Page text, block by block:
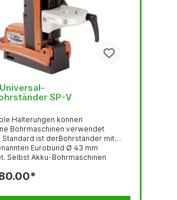
SP-V
Halterungen können
Bohrmaschinen verwendet
Standard ist derBohrständer mit
Eurobund Ø 43 mm
Selbst Akku-Bohrmaschinen
Ständer verwendet werden
Technische